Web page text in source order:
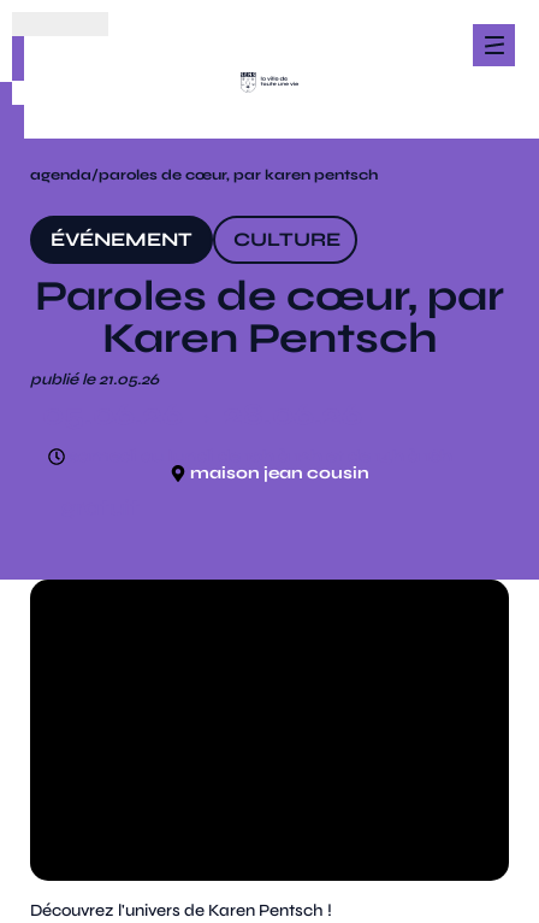
agenda/paroles de cœur, par karen pentsch
ÉVÉNEMENT CULTURE
Paroles de cœur, par
Karen Pentsch
publié le 21.05.26
maison jean cousin
Découvrez l'univers de Karen Pentsch !